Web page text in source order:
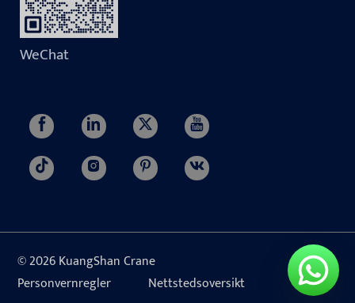
WeChat
© 2026 KuangShan Crane
Personvernregler
Nettstedsoversikt